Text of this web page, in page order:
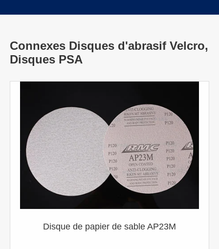
Connexes Disques d'abrasif Velcro,
Disques PSA
Disque de papier de sable AP23M